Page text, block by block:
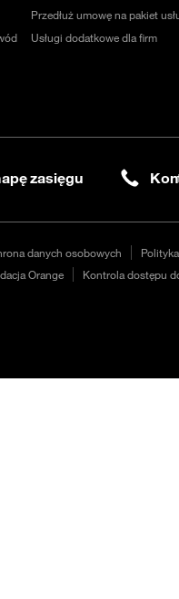
Przedłuż umowę na pakiet
Usługi dodatkowe dla firm
zasięgu
danych osobowych
Orange Kontrola dostępu